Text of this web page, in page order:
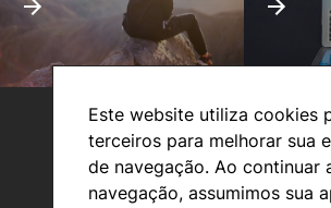
Este website utiliza cookies
terceiros para melhorar sua
de navegação. Ao continuar
navegação, assumimos sua